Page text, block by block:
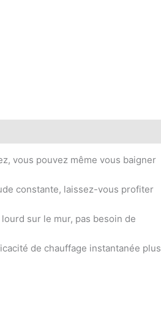
vous pouvez même vous baigner
constante, laissez-vous profiter
lourd sur le mur, pas besoin de
de chauffage instantanée plus